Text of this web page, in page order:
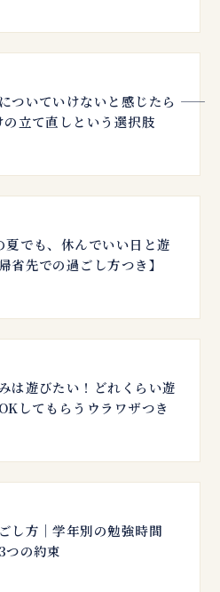
ついていけないと感じたら ――
立て直しという選択肢
でも、休んでいい日と遊
省先での過ごし方つき】
は遊びたい！どれくらい遊
してもらうウラワザつき
し方｜学年別の勉強時間
つの約束